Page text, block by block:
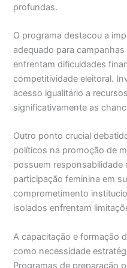
profundas.
O programa destacou a
adequado para
enfrentam dificuldades
competitividade eleitoral.
acesso igualitário a
significativamente as
Outro ponto crucial
políticos na promoção de
possuem responsabilidade
participação feminina em
comprometimento
isolados enfrentam
A capacitação e formação
como necessidade
Programas de preparação